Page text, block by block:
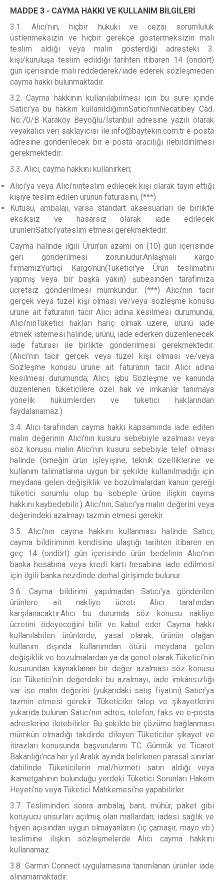
MADDE 3 - CAYMA HAKKI VE KULLANIM BİLGİLERİ
3.1. Alıcı’nın, hiçbir hukuki ve cezai sorumluluk
üstlenmeksizin ve hiçbir gerekçe göstermeksizin malı
teslim aldığı veya malın gösterdiği adresteki 3.
kişi/kuruluşa teslim edildiği tarihten itibaren 14 (ondört)
gün içerisinde malı reddederek/iade ederek sözleşmeden
cayma hakkı bulunmaktadır.
3.2. Cayma hakkının kullanılabilmesi için bu süre içinde
Satıcı’ya bu hakkın kullanıldığınınSatıcı’nınNecatibey Cad.
No:70/B Karaköy Beyoğlu/İstanbul adresine yazılı olarak
veyakalıcı veri saklayıcısı ile info@baytekin.com.tr e-posta
adresine gönderilecek bir e-posta aracılığı ilebildirilmesi
gerekmektedir.
3.3. Alıcı, cayma hakkını kullanırken;
Alıcı’ya veya Alıcı’nınteslim edilecek kişi olarak tayin ettiği
kişiye teslim edilen ürünün faturasını, (***)
Kutusu, ambalajı, varsa standart aksesuarları ile birlikte
eksiksiz ve hasarsız olarak iade edilecek
ürünleriSatıcı’yateslim etmesi gerekmektedir.
Cayma halinde ilgili Ürün’ün azami on (10) gün içerisinde
geri gönderilmesi zorunludur.Anlaşmalı kargo
firmamızYurtiçi Kargo’nun(Tüketici'ye Ürün teslimatını
yapmış veya bir başka yakın) şubesinden tarafımıza
ücretsiz gönderilmesi mümkündür. (***) Alıcı’nın tacir
gerçek veya tüzel kişi olması ve/veya sözleşme konusu
ürüne ait faturanın tacir Alıcı adına kesilmesi durumunda,
Alıcı’nınTüketici hakları hariç olmak üzere, ürünü iade
etmek istemesi halinde, ürünü, iade ederken düzenlenecek
iade faturası ile birlikte gönderilmesi gerekmektedir.
(Alıcı’nın tacir gerçek veya tüzel kişi olması ve/veya
Sözleşme konusu ürüne ait faturanın tacir Alıcı adına
kesilmesi durumunda; Alıcı, işbu Sözleşme ve kanunda
düzenlenen tüketicilere özel hak ve imkanlar tanımaya
yönelik hükümlerden ve tüketici haklarından
faydalanamaz.)
3.4. Alıcı tarafından cayma hakkı kapsamında iade edilen
malın değerinin Alıcı’nın kusuru sebebiyle azalması veya
söz konusu malın Alıcı’nın kusuru sebebiyle telef olması
halinde (örneğin ürün işleyişine, teknik özelliklerine ve
kullanım talimatlarına uygun bir şekilde kullanılmadığı için
meydana gelen değişiklik ve bozulmalardan kanun gereği
tüketici sorumlu olup bu sebeple ürüne ilişkin cayma
hakkını kaybedebilir.) Alıcı’nın, Satıcı’ya malın değerini veya
değerindeki azalmayı tazmin etmesi gerekir.
3.5. Alıcı’nın cayma hakkını kullanması halinde Satıcı,
cayma bildiriminin kendisine ulaştığı tarihten itibaren en
geç 14 (ondört) gün içerisinde ürün bedelinin Alıcı’nın
banka hesabına veya kredi kartı hesabına iade edilmesi
için ilgili banka nezdinde derhal girişimde bulunur.
3.6. Cayma bildirimi yapılmadan Satıcı’ya gönderilen
ürünlere ait nakliye ücreti Alıcı tarafından
karşılanacaktır.Alıcı bu durumda söz konusu nakliye
ücretini ödeyeceğini bilir ve kabul eder. Cayma hakkı
kullanılabilen ürünlerde, yasal olarak, ürünün olağan
kullanım dışında kullanımdan ötürü meydana gelen
değişiklik ve bozulmalardan ya da genel olarak Tüketici’nin
kusurundan kaynaklanan bir değer azalması söz konusu
ise Tüketici’nin değerdeki bu azalmayı, iade imkânsızlığı
var ise malın değerini (yukarıdaki satış fiyatını) Satıcı’ya
tazmin etmesi gerekir. Tüketiciler talep ve şikayetlerini
yukarıda bulunan Satıcı’nın adres, telefon, faks ve e-posta
adreslerine iletebilirler. Bu şekilde bir çözüme bağlanması
mümkün olmadığı takdirde dileyen Tüketiciler şikayet ve
itirazları konusunda başvurularını T.C. Gümrük ve Ticaret
Bakanlığı'nca her yıl Aralık ayında belirlenen parasal sınırlar
dahilinde Tüketicilerin mal/hizmeti satın aldığı veya
ikametgahının bulunduğu yerdeki Tüketici Sorunları Hakem
Heyeti’ne veya Tüketici Mahkemesi’ne yapabilirler.
3.7. Tesliminden sonra ambalaj, bant, mühür, paket gibi
koruyucu unsurları açılmış olan mallardan; iadesi sağlık ve
hijyen açısından uygun olmayanların (iç çamaşır, mayo vb.)
teslimine ilişkin sözleşmelerde Alıcı cayma hakkını
kullanamaz.
3.8. Garmin Connect uygulamasına tanımlanan ürünler iade
alınamamaktadır.